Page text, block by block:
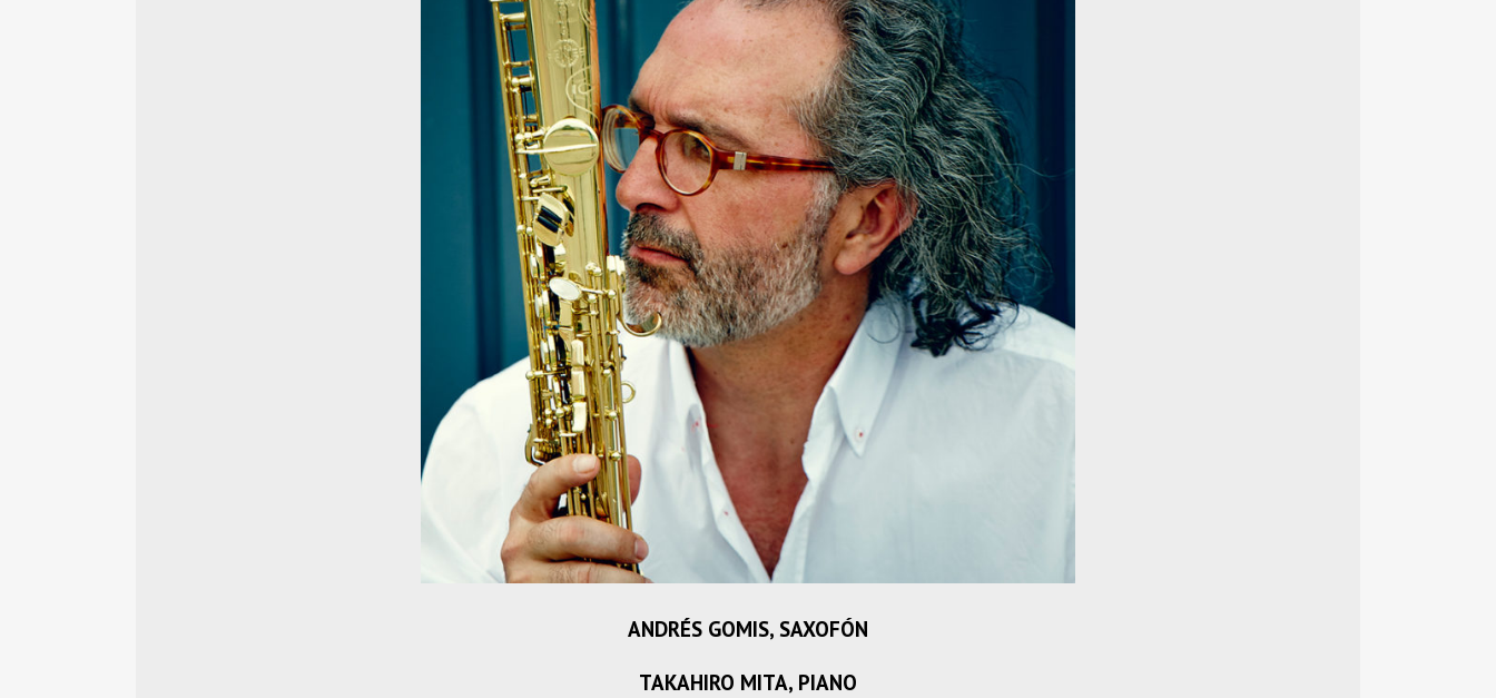
ANDRÉS GOMIS, SAXOFÓN
TAKAHIRO MITA, PIANO